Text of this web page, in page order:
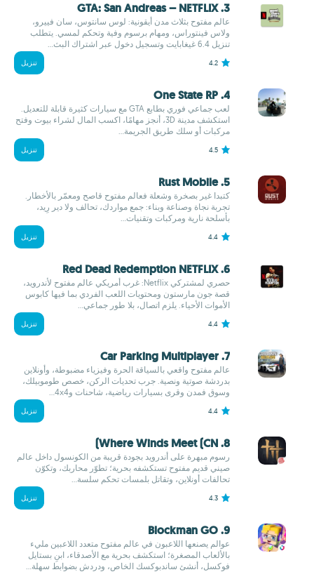
3. GTA: San Andreas – NETFLIX
عالم مفتوح بثلاث مدن أيقونية: لوس سانتوس، سان فييرو،
ولاس فينتوراس، ومهام برسوم وفية وتحكم لمسي. يتطلب
تنزيل 6.4 غيغابايت وتسجيل دخول عبر اشتراك البث...
4.2 تنزيل
4. One State RP
لعب جماعي فوري بطابع GTA مع سيارات كثيرة قابلة للتعديل.
استكشف مدينة 3D، أنجز مهامًا، اكسب المال لشراء بيوت وفتح
مركبات أو سلك طريق الجريمة...
4.5 تنزيل
5. Rust Mobile
كتبدا غير بصخرة وشعلة فعالم مفتوح قاصح ومعمّر بالأخطار.
تجربة نجاة وصناعة وبناء: جمع مواردك، تحالف ولا دير رِيد،
بأسلحة نارية ومركبات وتقنيات...
4.4 تنزيل
6. Red Dead Redemption NETFLIX
حصري لمشتركي Netflix: غرب أمريكي عالم مفتوح لأندرويد،
قصة جون مارستون ومحتويات اللعب الفردي بما فيها كابوس
الأموات الأحياء. يلزم اتصال، بلا طور جماعي...
4.4 تنزيل
7. Car Parking Multiplayer
عالم مفتوح واقعي بالسياقة الحرة وفيزياء مضبوطة، وأونلاين
بدردشة صوتية ونصية. جرب تحديات الركن، خصص طوموبيلك،
وسوق فمدن وقرى بسيارات رياضية، شاحنات و4x4...
4.4 تنزيل
8. Where Winds Meet (CN)
رسوم مبهرة على أندرويد بجودة قريبة من الكونسول داخل عالم
صيني قديم مفتوح تستكشفه بحرية؛ تطوّر محاربك، وتكوّن
تحالفات أونلاين، وتقاتل بلمسات تحكم سلسة...
4.3 تنزيل
9. Blockman GO
عوالم يصنعها اللاعبون في عالم مفتوح متعدد اللاعبين مليء
بالألعاب المصغرة؛ استكشف بحرية مع الأصدقاء، ابنِ بستايل
فوكسل، أنشئ ساندبوكسك الخاص، ودردش بضوابط سهلة...